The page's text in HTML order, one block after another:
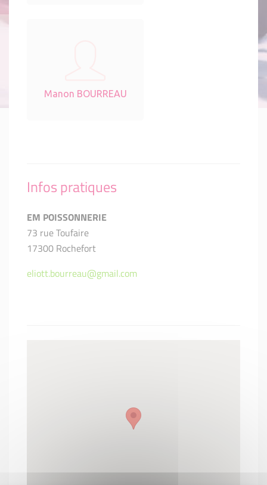
Manon BOURREAU
Infos pratiques
EM POISSONNERIE
73 rue Toufaire
17300 Rochefort
eliott.bourreau@gmail.com